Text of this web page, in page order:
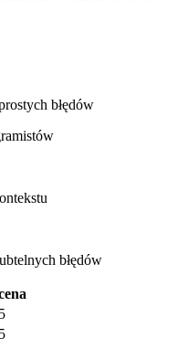
błędów
błędów